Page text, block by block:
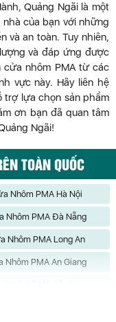
Quảng Ngãi là một
của bạn với những
và an toàn. Tuy nhiên,
và đáp ứng được
cửa nhôm PMA từ các
vực này. Hãy liên hệ
trợ lựa chọn sản phẩm
ơn bạn đã quan tâm
Ngãi!
TOÀN QUỐC
Nhôm PMA Hà Nội
Nhôm PMA Đà Nẵng
Nhôm PMA Long An
Nhôm PMA An Giang